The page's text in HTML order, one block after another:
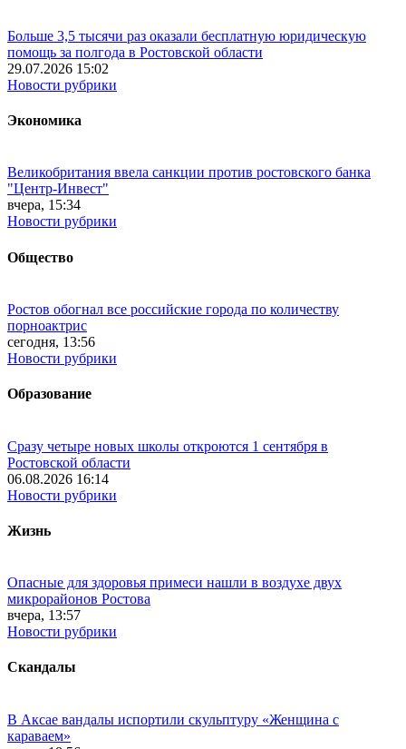
Больше 3,5 тысячи раз оказали бесплатную юридическую
помощь за полгода в Ростовской области
29.07.2026 15:02
Новости рубрики
Экономика
Великобритания ввела санкции против ростовского банка
"Центр-Инвест"
вчера, 15:34
Новости рубрики
Общество
Ростов обогнал все российские города по количеству
порноактрис
сегодня, 13:56
Новости рубрики
Образование
Сразу четыре новых школы откроются 1 сентября в
Ростовской области
06.08.2026 16:14
Новости рубрики
Жизнь
Опасные для здоровья примеси нашли в воздухе двух
микрорайонов Ростова
вчера, 13:57
Новости рубрики
Скандалы
В Аксае вандалы испортили скульптуру «Женщина с
караваем»